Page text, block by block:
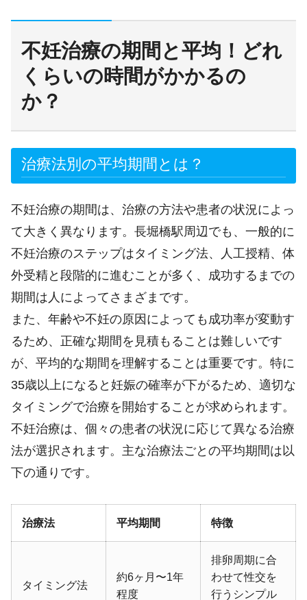
不妊治療の期間と平均！どれ
くらいの時間がかかるの
か？
治療法別の平均期間とは？
不妊治療の期間は、治療の方法や患者の状況によっ
て大きく異なります。長堀橋駅周辺でも、一般的に
不妊治療のステップはタイミング法、人工授精、体
外受精と段階的に進むことが多く、成功するまでの
期間は人によってさまざまです。
また、年齢や不妊の原因によっても成功率が変動す
るため、正確な期間を見積もることは難しいです
が、平均的な期間を理解することは重要です。特に
35歳以上になると妊娠の確率が下がるため、適切な
タイミングで治療を開始することが求められます。
不妊治療は、個々の患者の状況に応じて異なる治療
法が選択されます。主な治療法ごとの平均期間は以
下の通りです。
治療法 平均期間 特徴
タイミング法
約6ヶ月〜1年
程度
排卵周期に合
わせて性交を
行うシンプル